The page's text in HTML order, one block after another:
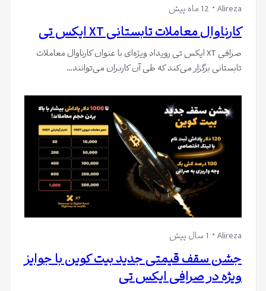
Alireza 12 ماه پیش
کارناوال معاملات تابستانی XT ایکس تی
صرافی XT ایکس تی رویداد ویژه‌ای با عنوان کارناوال معاملات
تابستانی برگزار می‌کند که طی آن کاربران می‌توانند…
Alireza 1 سال پیش
جشن سقف قیمتی جدید بیت کوین با جوایز
ویژه در صرافی ایکس تی